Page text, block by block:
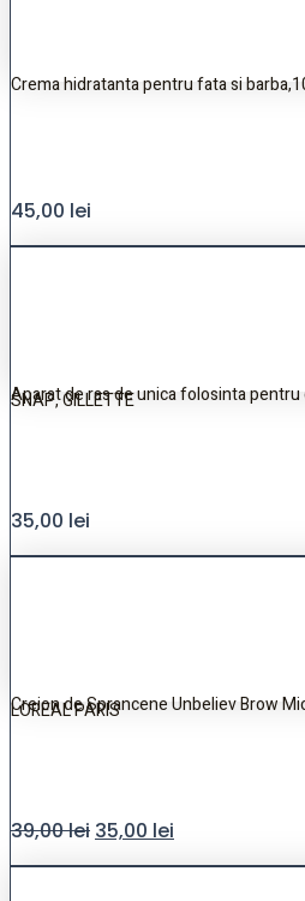
Crema hidratanta pentru fata si
45,00 lei
Aparat de ras de unica folosinta pentru
SNAP, GILLETTE
35,00 lei
Creion de Sprancene Unbeliev Brow
LOREAL PARIS
39,00lei 35,00 lei